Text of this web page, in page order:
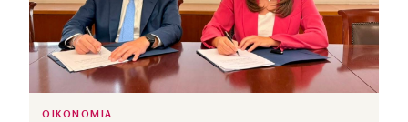
ΟΙΚΟΝΟΜΙΑ